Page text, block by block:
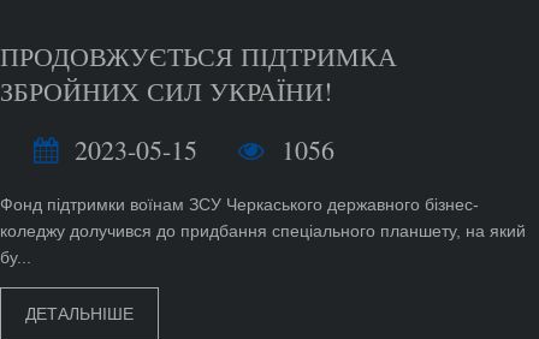
ПРОДОВЖУЄТЬСЯ ПІДТРИМКА
ЗБРОЙНИХ СИЛ УКРАЇНИ!
2023-05-15
1056
Фонд підтримки воїнам ЗСУ Черкаського державного бізнес-
коледжу долучився до придбання спеціального планшету, на який
бу...
ДЕТАЛЬНІШЕ